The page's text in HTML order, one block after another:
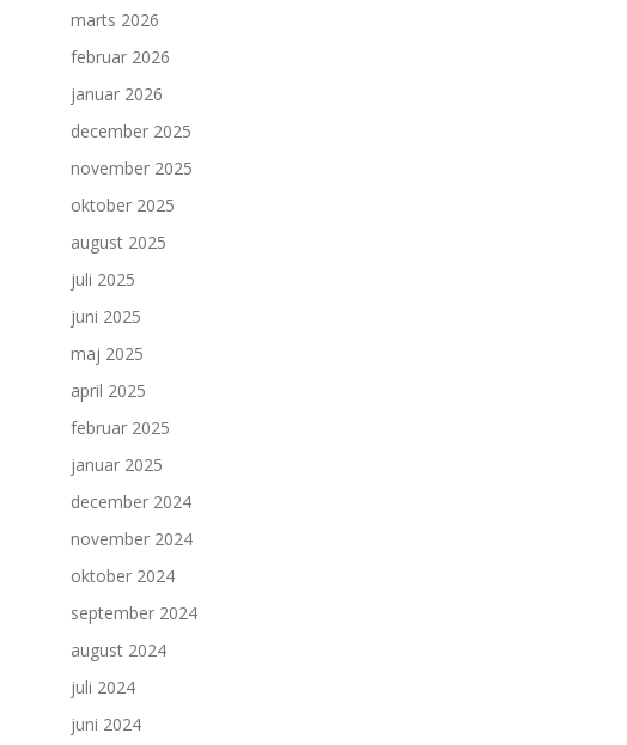
marts 2026
februar 2026
januar 2026
december 2025
november 2025
oktober 2025
august 2025
juli 2025
juni 2025
maj 2025
april 2025
februar 2025
januar 2025
december 2024
november 2024
oktober 2024
september 2024
august 2024
juli 2024
juni 2024